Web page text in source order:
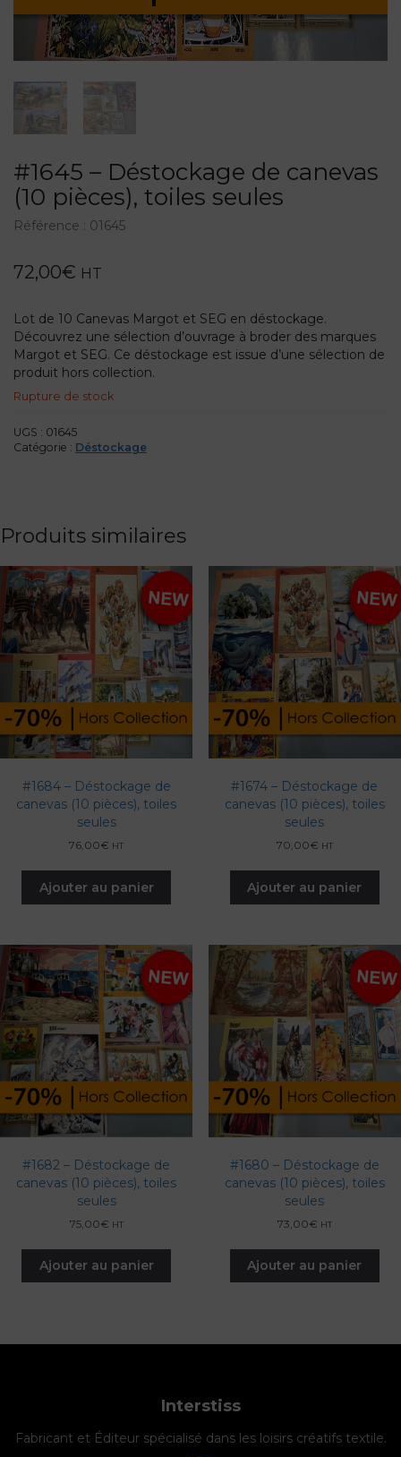
#1645 – Déstockage de canevas
(10 pièces), toiles seules
Référence : 01645
72,00€ HT
Lot de 10 Canevas Margot et SEG en déstockage.
Découvrez une sélection d’ouvrage à broder des marques
Margot et SEG. Ce déstockage est issue d’une sélection de
produit hors collection.
Rupture de stock
UGS : 01645
Catégorie : Déstockage
Produits similaires
#1684 – Déstockage de
canevas (10 pièces), toiles
seules
76,00€ HT
Ajouter au panier
#1674 – Déstockage de
canevas (10 pièces), toiles
seules
70,00€ HT
Ajouter au panier
#1682 – Déstockage de
canevas (10 pièces), toiles
seules
75,00€ HT
Ajouter au panier
#1680 – Déstockage de
canevas (10 pièces), toiles
seules
73,00€ HT
Ajouter au panier
Interstiss
Fabricant et Éditeur spécialisé dans les loisirs créatifs textile.